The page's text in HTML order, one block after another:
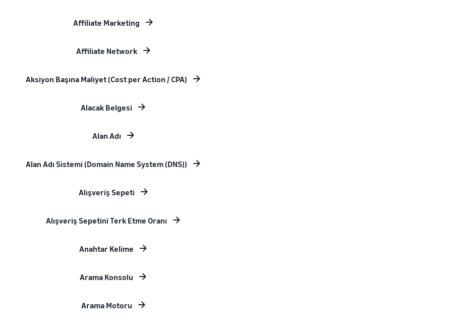
Affiliate Marketing
Affiliate Network
Aksiyon Başına Maliyet (Cost per Action / CPA)
Alacak Belgesi
Alan Adı
Alan Adı Sistemi (Domain Name System (DNS))
Alışveriş Sepeti
Alışveriş Sepetini Terk Etme Oranı
Anahtar Kelime
Arama Konsolu
Arama Motoru